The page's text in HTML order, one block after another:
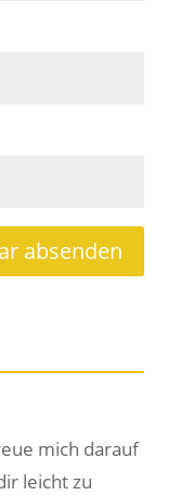
mich darauf
leicht zu